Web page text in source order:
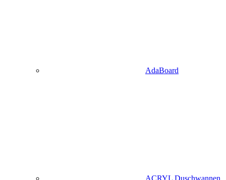
AdaBoard
ACRYL Duschwannen